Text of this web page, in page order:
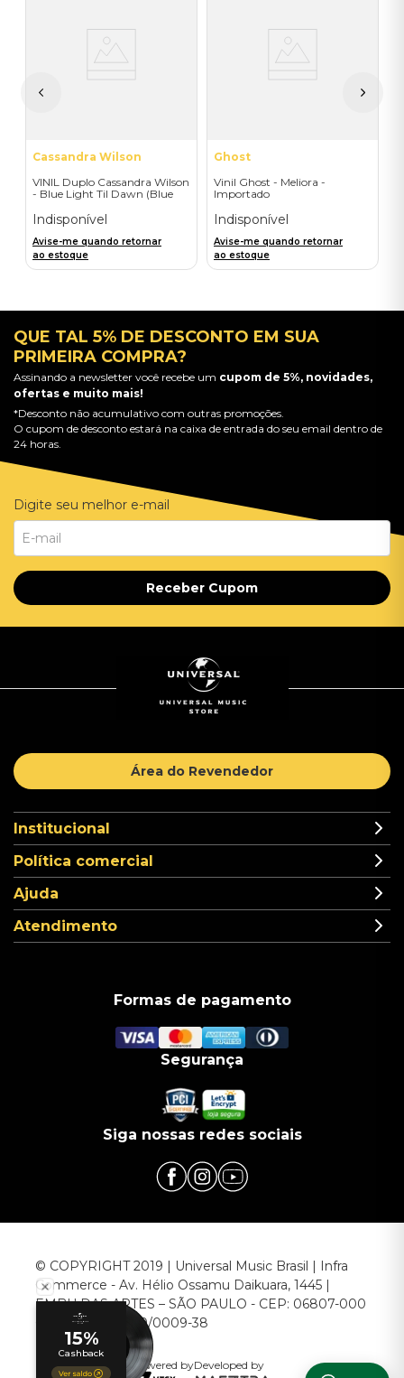
Cassandra Wilson
VINIL Duplo Cassandra Wilson
- Blue Light Til Dawn (Blue
Indisponível
Avise-me quando retornar
ao estoque
Ghost
Vinil Ghost - Meliora -
Importado
Indisponível
Avise-me quando retornar
ao estoque
QUE TAL 5% DE DESCONTO EM SUA
PRIMEIRA COMPRA?
Assinando a newsletter você recebe um cupom de 5%, novidades,
ofertas e muito mais!
*Desconto não acumulativo com outras promoções.
O cupom de desconto estará na caixa de entrada do seu email dentro de
24 horas.
Digite seu melhor e-mail
Receber Cupom
Área do Revendedor
Institucional
Política comercial
Ajuda
Atendimento
Formas de pagamento
Segurança
Siga nossas redes sociais
© COPYRIGHT 2019 | Universal Music Brasil | Infra
Commerce - Av. Hélio Ossamu Daikuara, 1445 |
EMBU DAS ARTES – SÃO PAULO - CEP: 06807-000
CNPJ: 00.952.789/0009-38
Powered byDeveloped by